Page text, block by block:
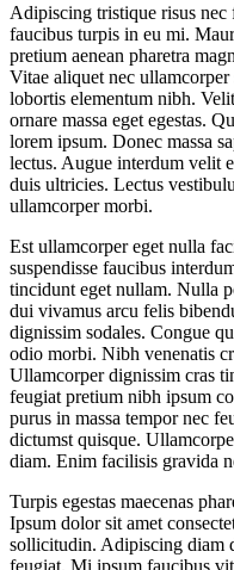
Adipiscing tristique risus nec
faucibus turpis in eu mi.
pretium aenean pharetra
Vitae aliquet nec
lobortis elementum nibh.
ornare massa eget egestas.
lorem ipsum. Donec massa
lectus. Augue interdum velit
duis ultricies. Lectus
ullamcorper morbi.
Est ullamcorper eget nulla
suspendisse faucibus
tincidunt eget nullam. Nulla
dui vivamus arcu felis
dignissim sodales. Congue
odio morbi. Nibh venenatis
Ullamcorper dignissim cras
feugiat pretium nibh ipsum
purus in massa tempor nec
dictumst quisque.
diam. Enim facilisis gravida
Turpis egestas maecenas
Ipsum dolor sit amet
sollicitudin. Adipiscing diam
feugiat. Mi ipsum faucibus